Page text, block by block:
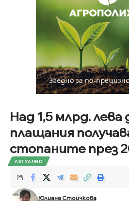
Над 1,5 млрд.
плащания
стопаните през
АКТУАЛНО
Юлиана Стоичкова